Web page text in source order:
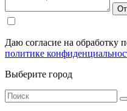
Даю согласие на обработку
политике
Выберите город